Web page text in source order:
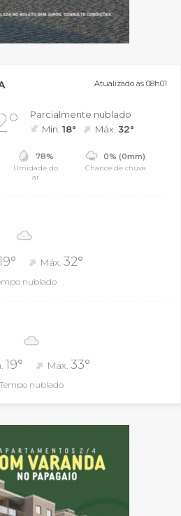
Atualizado às 08h01
Parcialmente nublado
Mín.18° Máx.32°
78%
Umidade do
ar
0% (0mm)
Chance de chuva
Máx. 32°
nublado
19° Máx. 33°
Tempo nublado